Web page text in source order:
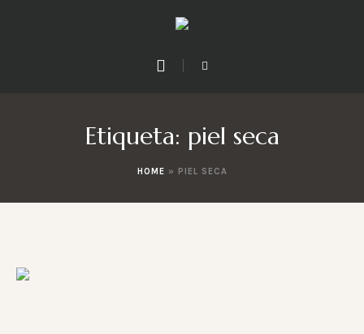
Etiqueta: piel seca
HOME » PIEL SECA